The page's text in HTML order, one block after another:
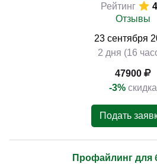
Рейтинг
Отзывы
23 сентября
2 дня (16
47900
-3% скидка
Подать
Профайлинг для